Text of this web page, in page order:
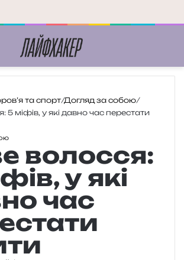
та спорт/Догляд за собою/
5 міфів, у які давно час перестати
волосся:
у які
час